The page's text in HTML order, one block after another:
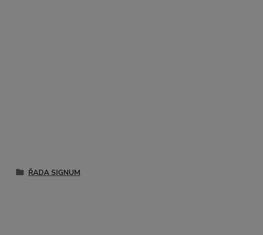
ŘADA SIGNUM